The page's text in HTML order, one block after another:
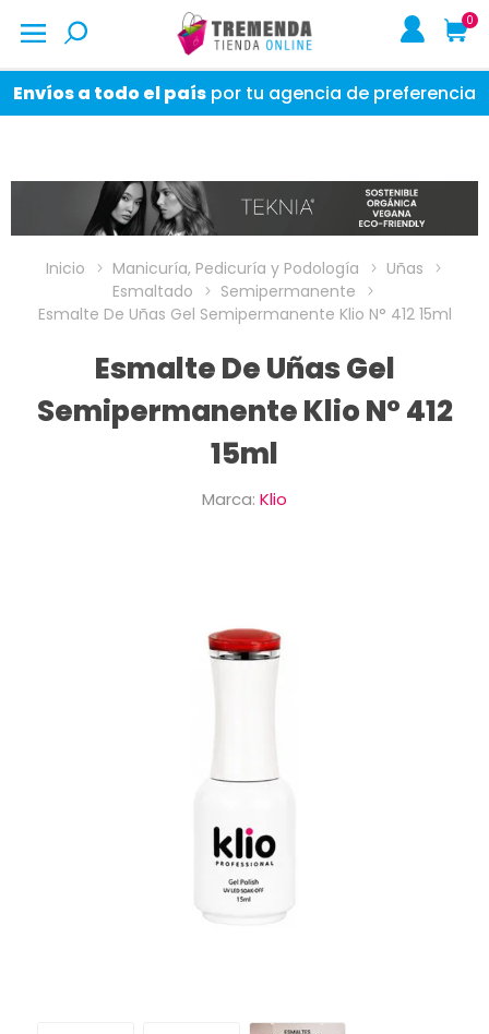
0
Envíos a todo el país por tu agencia de preferencia
Inicio Manicuría, Pedicuría y Podología
Uñas
Esmaltado
Semipermanente
Esmalte De Uñas Gel Semipermanente Klio N° 412 15ml
Esmalte De Uñas Gel
Semipermanente Klio N° 412
15ml
Marca: Klio